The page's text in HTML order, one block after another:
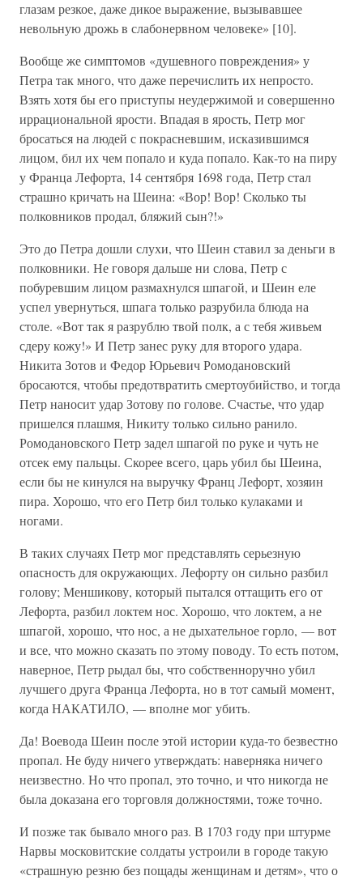
глазам резкое, даже дикое выражение, вызывавшее
невольную дрожь в слабонервном человеке» [10].
Вообще же симптомов «душевного повреждения» у
Петра так много, что даже перечислить их непросто.
Взять хотя бы его приступы неудержимой и совершенно
иррациональной ярости. Впадая в ярость, Петр мог
бросаться на людей с покрасневшим, исказившимся
лицом, бил их чем попало и куда попало. Как-то на пиру
у Франца Лефорта, 14 сентября 1698 года, Петр стал
страшно кричать на Шеина: «Вор! Вор! Сколько ты
полковников продал, бляжий сын?!»
Это до Петра дошли слухи, что Шеин ставил за деньги в
полковники. Не говоря дальше ни слова, Петр с
побуревшим лицом размахнулся шпагой, и Шеин еле
успел увернуться, шпага только разрубила блюда на
столе. «Вот так я разрублю твой полк, а с тебя живьем
сдеру кожу!» И Петр занес руку для второго удара.
Никита Зотов и Федор Юрьевич Ромодановский
бросаются, чтобы предотвратить смертоубийство, и тогда
Петр наносит удар Зотову по голове. Счастье, что удар
пришелся плашмя, Никиту только сильно ранило.
Ромодановского Петр задел шпагой по руке и чуть не
отсек ему пальцы. Скорее всего, царь убил бы Шеина,
если бы не кинулся на выручку Франц Лефорт, хозяин
пира. Хорошо, что его Петр бил только кулаками и
ногами.
В таких случаях Петр мог представлять серьезную
опасность для окружающих. Лефорту он сильно разбил
голову; Меншикову, который пытался оттащить его от
Лефорта, разбил локтем нос. Хорошо, что локтем, а не
шпагой, хорошо, что нос, а не дыхательное горло, — вот
и все, что можно сказать по этому поводу. То есть потом,
наверное, Петр рыдал бы, что собственноручно убил
лучшего друга Франца Лефорта, но в тот самый момент,
когда НАКАТИЛО, — вполне мог убить.
Да! Воевода Шеин после этой истории куда-то безвестно
пропал. Не буду ничего утверждать: наверняка ничего
неизвестно. Но что пропал, это точно, и что никогда не
была доказана его торговля должностями, тоже точно.
И позже так бывало много раз. В 1703 году при штурме
Нарвы московитские солдаты устроили в городе такую
«страшную резню без пощады женщинам и детям», что о